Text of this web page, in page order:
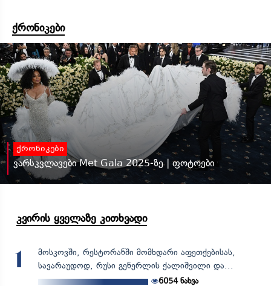
ქრონიკები
ქრონიკები
ვარსკვლავები Met Gala 2025-ზე | ფოტოები
კვირის ყველაზე კითხვადი
1
მოსკოვში, რესტორანში მომხდარი აფეთქებისას,
სავარაუდოდ, რუსი გენერლის ქალიშვილი და...
6054ნახვა